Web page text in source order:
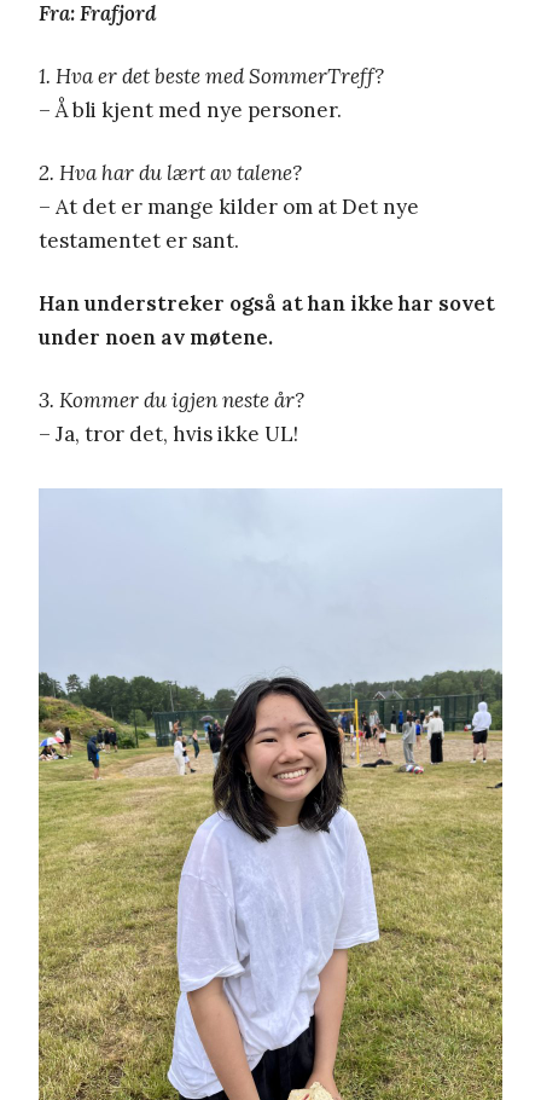
Fra: Frafjord
1. Hva er det beste med SommerTreff?
– Å bli kjent med nye personer.
2. Hva har du lært av talene?
– At det er mange kilder om at Det nye
testamentet er sant.
Han understreker også at han ikke har sovet
under noen av møtene.
3. Kommer du igjen neste år?
– Ja, tror det, hvis ikke UL!